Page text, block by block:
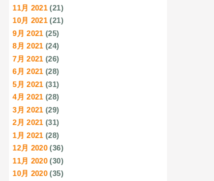
11月 2021 (21)
10月 2021 (21)
9月 2021 (25)
8月 2021 (24)
7月 2021 (26)
6月 2021 (28)
5月 2021 (31)
4月 2021 (28)
3月 2021 (29)
2月 2021 (31)
1月 2021 (28)
12月 2020 (36)
11月 2020 (30)
10月 2020 (35)